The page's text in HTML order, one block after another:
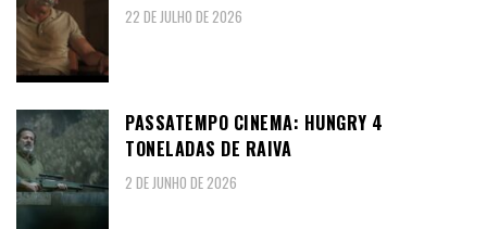
22 DE JULHO DE 2026
PASSATEMPO CINEMA: HUNGRY 4
TONELADAS DE RAIVA
2 DE JUNHO DE 2026